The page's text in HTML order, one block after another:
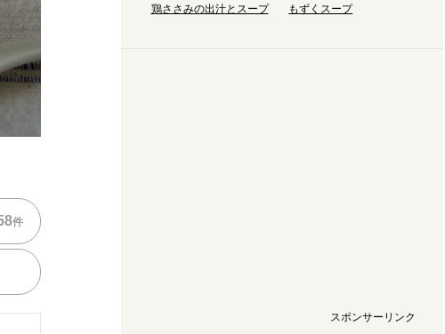
件
鶏ささみの出汁とスープ もずくスープ
スポンサーリンク